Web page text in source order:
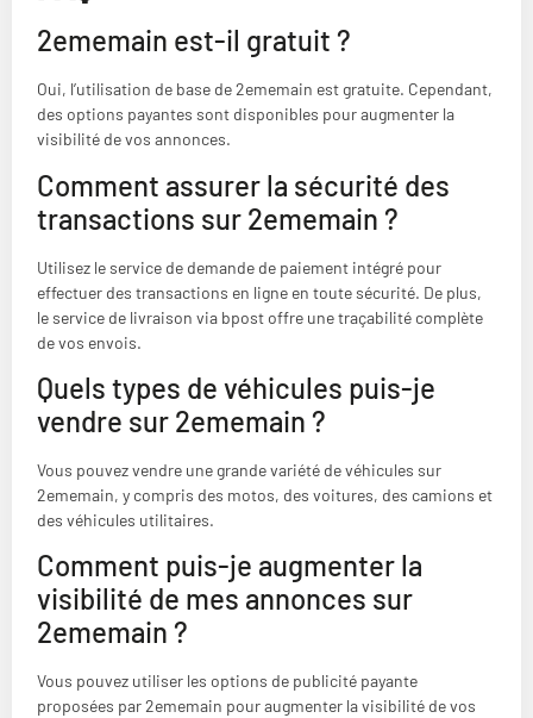
2ememain est-il gratuit ?
Oui, l’utilisation de base de 2ememain est gratuite. Cependant,
des options payantes sont disponibles pour augmenter la
visibilité de vos annonces.
Comment assurer la sécurité des
transactions sur 2ememain ?
Utilisez le service de demande de paiement intégré pour
effectuer des transactions en ligne en toute sécurité. De plus,
le service de livraison via bpost offre une traçabilité complète
de vos envois.
Quels types de véhicules puis-je
vendre sur 2ememain ?
Vous pouvez vendre une grande variété de véhicules sur
2ememain, y compris des motos, des voitures, des camions et
des véhicules utilitaires.
Comment puis-je augmenter la
visibilité de mes annonces sur
2ememain ?
Vous pouvez utiliser les options de publicité payante
proposées par 2ememain pour augmenter la visibilité de vos